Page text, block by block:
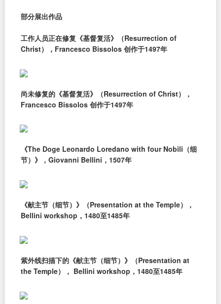
部分展出作品
工作人员正在修复《基督复活》（Resurrection of
Christ），Francesco Bissolos 创作于1497年
尚未修复的《基督复活》（Resurrection of Christ），
Francesco Bissolos 创作于1497年
《The Doge Leonardo Loredano with four Nobili（细
节）》，Giovanni Bellini，1507年
《献主节（细节）》（Presentation at the Temple），
Bellini workshop，1480至1485年
紫外线扫描下的《献主节（细节）》（Presentation at
the Temple）， Bellini workshop，1480至1485年